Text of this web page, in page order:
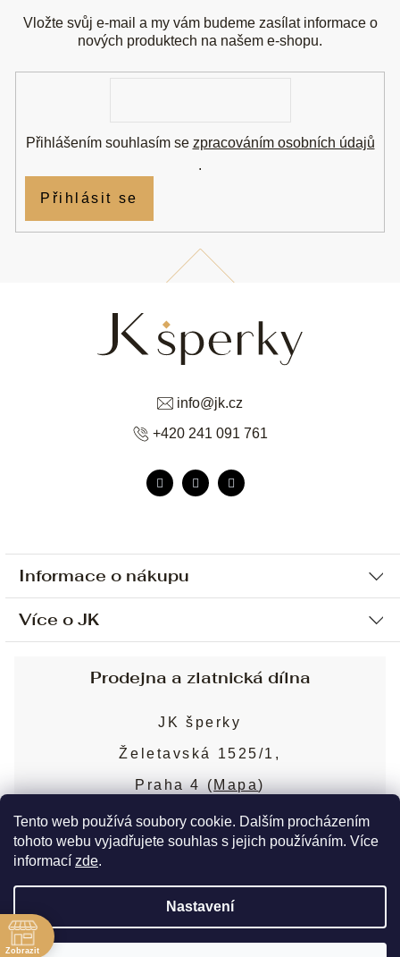
Tento web používá soubory cookie. Dalším procházením
tohoto webu vyjadřujete souhlas s jejich používáním. Více
informací zde.
Nastavení
Informace o nákupu
Ochrana osobních údajů
Sjednání osobní schůzky
Obchodní podmínky
Puncovní značky
Více o JK
Blog
Nejčastější dotazy
info@jk.cz
+420 241 091 761
Vložte svůj e-mail a my vám budeme zasílat informace o
nových produktech na našem e-shopu.
Přihlášením souhlasím se zpracováním osobních údajů
.
Přihlásit se
Prodejna a zlatnická dílna
JK šperky
Želetavská 1525/1,
Praha 4 (Mapa)
Více o prodejně
Copyright 2026JK šperky. Všechna práva
vyhrazena. Upravit nastavení cookies
Zobrazit